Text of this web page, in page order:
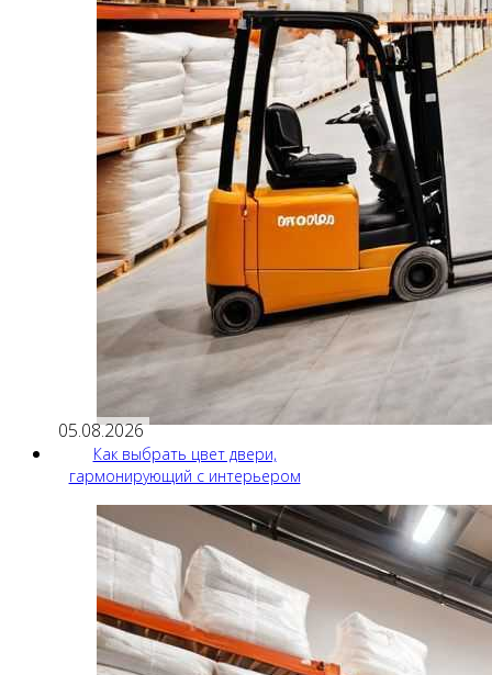
05.08.2026
Как выбрать цвет двери,
гармонирующий с интерьером